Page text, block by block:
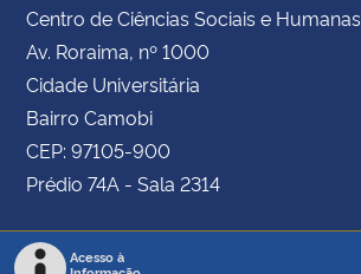
Centro de Ciências Sociais e Humanas
Av. Roraima, nº 1000
Cidade Universitária
Bairro Camobi
CEP: 97105-900
Prédio 74A - Sala 2314
Acesso à